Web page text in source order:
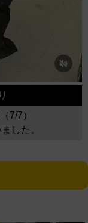
7/7）
した。